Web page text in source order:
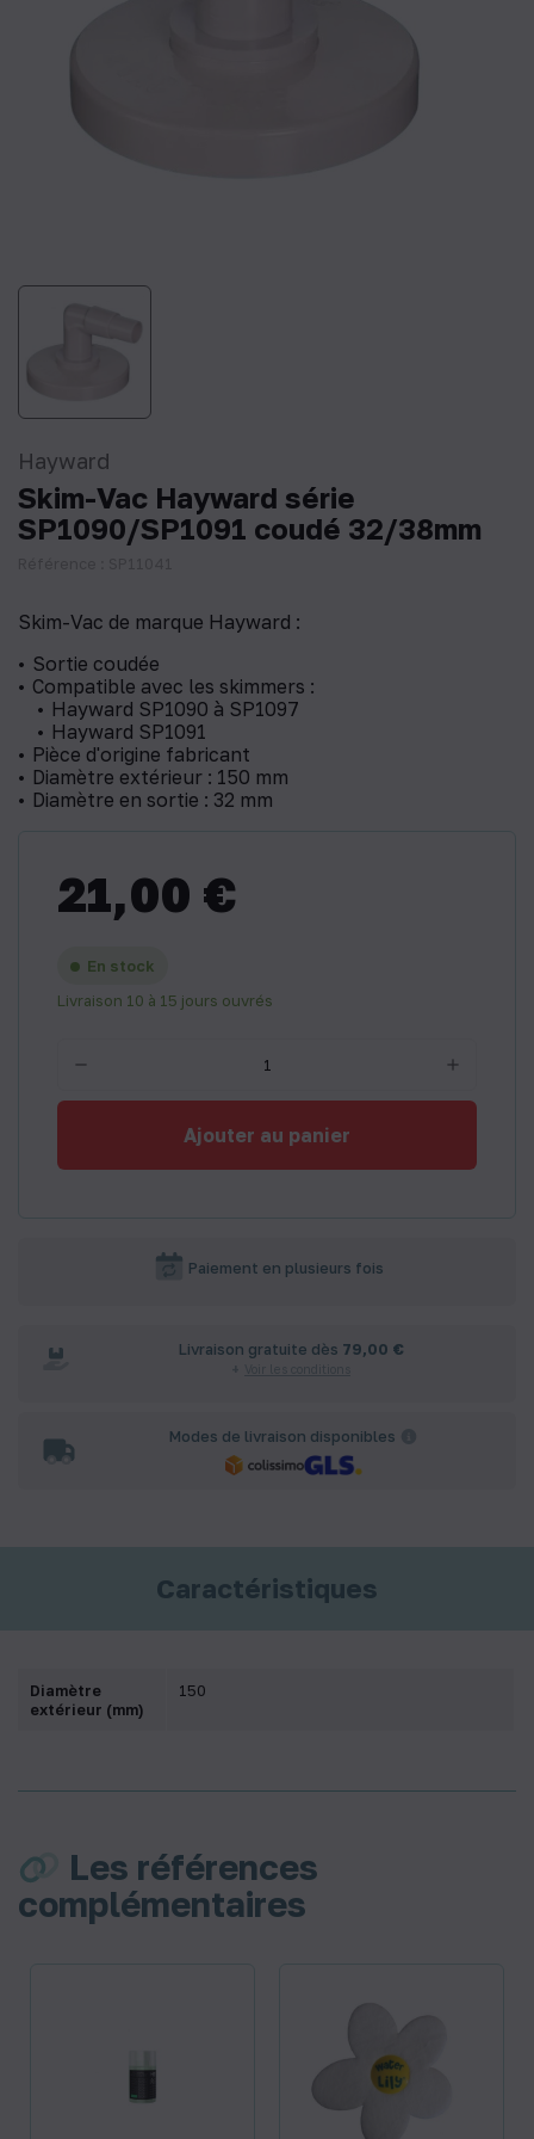
Hayward
Skim-Vac Hayward série
SP1090/SP1091 coudé 32/38mm
Skim-Vac de marque Hayward :
Sortie coudée
Compatible avec les skimmers :
Hayward SP1090 à SP1097
Hayward SP1091
Pièce d'origine fabricant
Diamètre extérieur : 150 mm
Diamètre en sortie : 32 mm
21,00 €
En stock
Livraison 10 à 15 jours ouvrés
Ajouter au panier
Paiement en plusieurs fois
Livraison gratuite dès 79,00 €
Modes de livraison disponibles
Caractéristiques
Diamètre
extérieur (mm)
150
Les références
complémentaires